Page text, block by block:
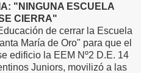
"NINGUNA ESCUELA
CIERRA"
de cerrar la Escuela
María de Oro" para que el
edificio la EEM Nº2 D.E. 14
Juniors, movilizó a las